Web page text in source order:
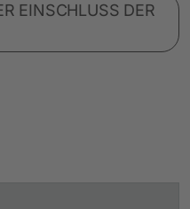
EINSCHLUSS DER